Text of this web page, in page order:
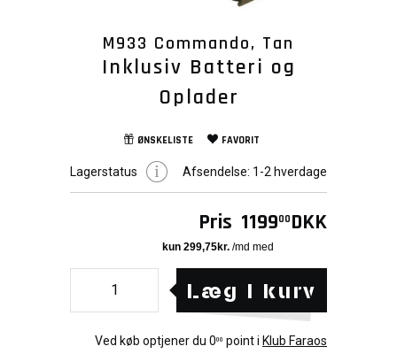
M933 Commando, Tan
Inklusiv Batteri og
Oplader
ØNSKELISTE FAVORIT
Lagerstatus Afsendelse: 1-2 hverdage
Pris 119900 DKK
Læg i kurv
Ved køb optjener du 000 point i Klub Faraos